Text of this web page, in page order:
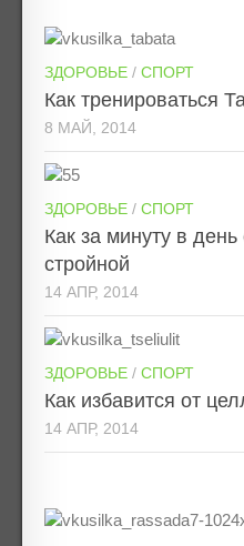
ЗДОРОВЬЕ / СПОРТ
Как тренироваться
8 МАЙ, 2014
ЗДОРОВЬЕ / СПОРТ
Как за минуту в день
стройной
14 АПР, 2014
ЗДОРОВЬЕ / СПОРТ
Как избавится от
14 АПР, 2014